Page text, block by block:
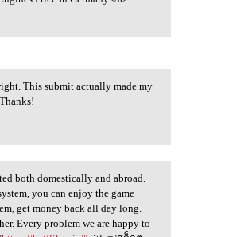
This submit actually made my
both domestically and abroad.
you can enjoy the game
get money back all day long.
Every problem we are happy to